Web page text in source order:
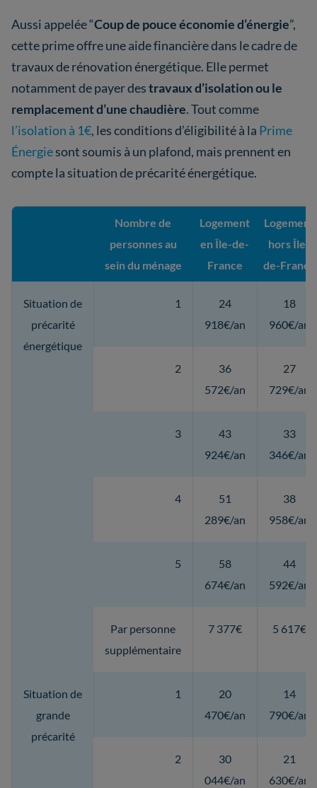
Aussi appelée “Coup de pouce économie d’énergie”,
cette prime offre une aide financière dans le cadre de
travaux de rénovation énergétique. Elle permet
notamment de payer destravaux d’isolation ou le
remplacement d’une chaudière. Tout comme
l’isolation à 1€, les conditions d’éligibilité à la Prime
Énergiesont soumis à un plafond, mais prennent en
compte la situation de précarité énergétique.
Nombre de
personnes au
sein du ménage
Logement
en Île-de-
France
Logement
hors Île-
de-France
Situation de
précarité
énergétique
1
24
918€/an
18
960€/an
2
36
572€/an
27
729€/an
3
43
924€/an
33
346€/an
4
51
289€/an
38
958€/an
5
58
674€/an
44
592€/an
Par personne
supplémentaire
7 377€ 5 617€
Situation de
grande
précarité
1
20
470€/an
14
790€/an
2
30
044€/an
21
630€/an